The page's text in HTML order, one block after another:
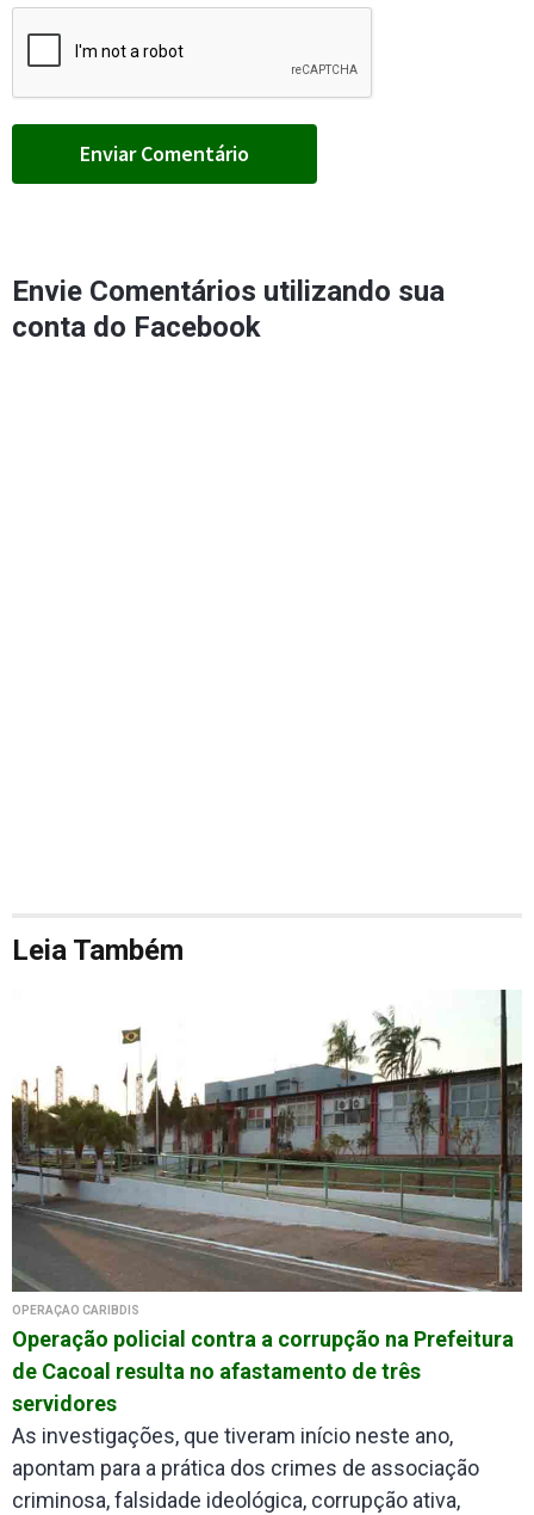
Envie Comentários utilizando sua
conta do Facebook
Leia Também
OPERAÇÃO CARÍBDIS
Operação policial contra a corrupção na Prefeitura
de Cacoal resulta no afastamento de três
servidores
As investigações, que tiveram início neste ano,
apontam para a prática dos crimes de associação
criminosa, falsidade ideológica, corrupção ativa,